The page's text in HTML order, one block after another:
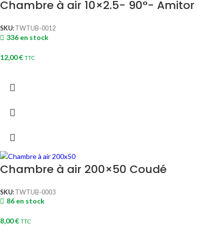
Chambre à air 10×2.5- 90°- Amitor
SKU: TWTUB-0012
336 en stock
12,00€ TTC
Chambre à air 200×50 Coudé
SKU: TWTUB-0003
86 en stock
8,00€ TTC